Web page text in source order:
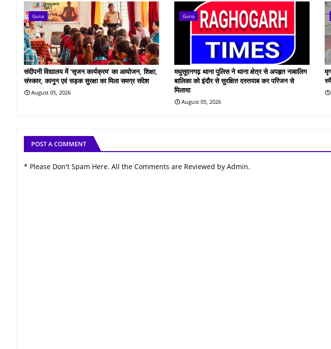
Guna
संदीपनी विद्यालय में ‘सृजन कार्यक्रम’ का आयोजन, शिक्षा,
संस्कार, कानून एवं सड़क सुरक्षा का मिला समग्र संदेश
August 05, 2026
Guna
मधुसूदनगढ़ थाना पुलिस ने थाना क्षेत्र से अपहृत नाबालिग
बालिका को इंदौर से सुरक्षित दस्तयाब कर परिजन से
मिलाया
August 05, 2026
POST A COMMENT
* Please Don't Spam Here. All the Comments are Reviewed by Admin.